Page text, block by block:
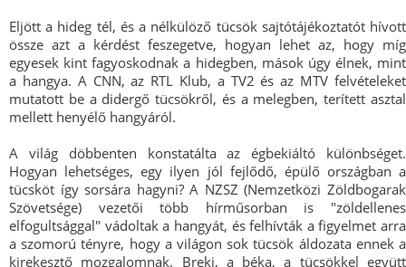
Eljött a hideg tél, és a nélkülöző tücsök sajtótájékoztatót hívott
össze azt a kérdést feszegetve, hogyan lehet az, hogy míg
egyesek kint fagyoskodnak a hidegben, mások úgy élnek, mint
a hangya. A CNN, az RTL Klub, a TV2 és az MTV felvételeket
mutatott be a didergő tücsökről, és a melegben, terített asztal
mellett henyélő hangyáról.
A világ döbbenten konstatálta az égbekiáltó különbséget.
Hogyan lehetséges, egy ilyen jól fejlődő, épülő országban a
tücsköt így sorsára hagyni? A NZSZ (Nemzetközi Zöldbogarak
Szövetsége) vezetői több hírműsorban is "zöldellenes
elfogultsággal" vádoltak a hangyát, és felhívták a figyelmet arra
a szomorú tényre, hogy a világon sok tücsök áldozata ennek a
kirekesztő mozgalomnak. Breki, a béka, a tücsökkel együtt